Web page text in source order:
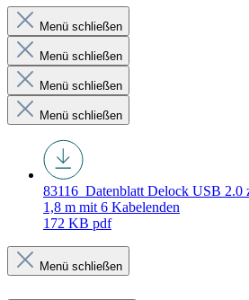
Menü schließen
Menü schließen
Menü schließen
Menü schließen
83116_Datenblatt Delock USB 2.0
1,8 m mit 6 Kabelenden
172 KB pdf
Menü schließen